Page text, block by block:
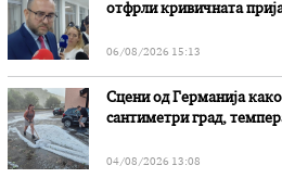
отфрли кривичната
06/08/2026 15:13
Сцени од Германија
сантиметри град,
04/08/2026 13:08